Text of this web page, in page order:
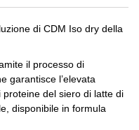
di CDM Iso dry della
il processo di
garantisce l’elevata
proteine ​​del siero di latte di
disponibile in formula